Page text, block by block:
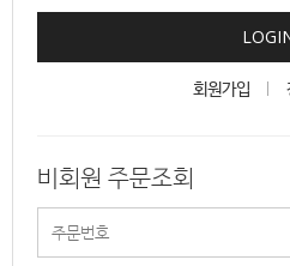
회원가입
비회원 주문조회